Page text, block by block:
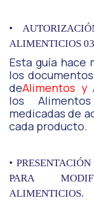
•
ALIMENTICIOS
Esta guía hace
los
deAlimentos y
los
medicadas de
cada producto.
•
PARA
ALIMENTICIOS.